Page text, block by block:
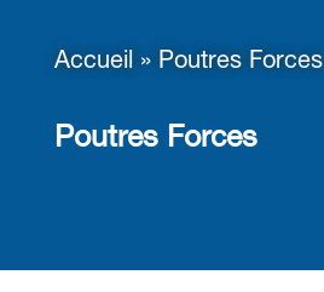
Accueil » Poutres Forces
Poutres Forces